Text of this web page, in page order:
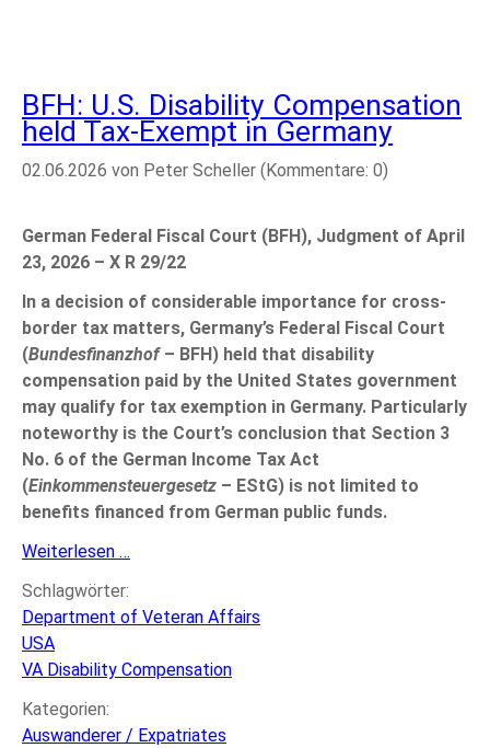
BFH: U.S. Disability Compensation
held Tax-Exempt in Germany
02.06.2026 von Peter Scheller (Kommentare: 0)
German Federal Fiscal Court (BFH), Judgment of April
23, 2026 – X R 29/22
In a decision of considerable importance for cross-
border tax matters, Germany’s Federal Fiscal Court
(Bundesfinanzhof– BFH) held that disability
compensation paid by the United States government
may qualify for tax exemption in Germany. Particularly
noteworthy is the Court’s conclusion that Section 3
No. 6 of the German Income Tax Act
(Einkommensteuergesetz – EStG) is not limited to
benefits financed from German public funds.
Weiterlesen …
Compensation
Tax-
in
Schlagwörter:
Department of Veteran Affairs
USA
VA Disability Compensation
Kategorien:
Auswanderer / Expatriates